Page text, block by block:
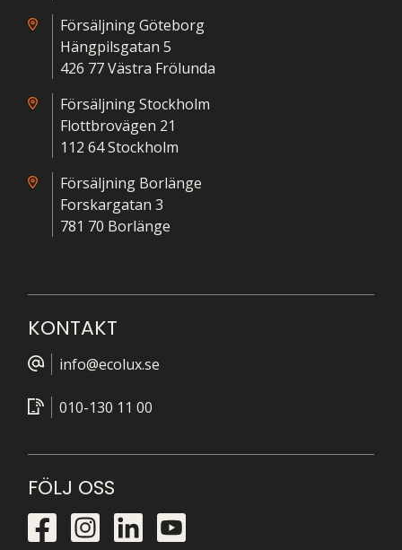
Försäljning Göteborg
Hängpilsgatan 5
426 77 Västra Frölunda
Försäljning Stockholm
Flottbrovägen 21
112 64 Stockholm
Försäljning Borlänge
Forskargatan 3
781 70 Borlänge
KONTAKT
info@ecolux.se
010-130 11 00
FÖLJ OSS